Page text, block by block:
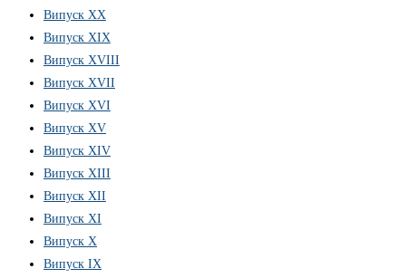
Випуск XX
Випуск XIX
Випуск XVIII
Випуск XVII
Випуск XVI
Випуск XV
Випуск XIV
Випуск XIII
Випуск XII
Випуск XI
Випуск X
Випуск IX